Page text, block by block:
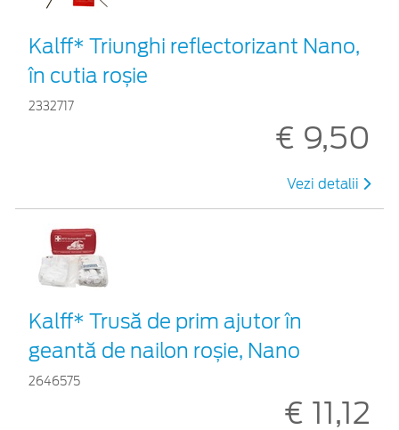
Kalff* Triunghi reflectorizant Nano,
în cutia roșie
2332717
€ 9,50
Vezi detalii
Kalff* Trusă de prim ajutor în
geantă de nailon roșie, Nano
2646575
€ 11,12